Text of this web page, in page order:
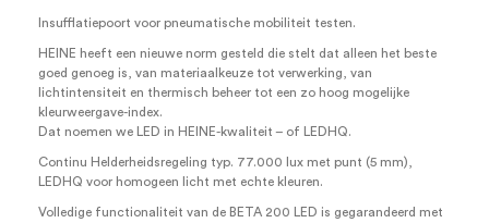
Insufflatiepoort voor pneumatische mobiliteit testen.
HEINE heeft een nieuwe norm gesteld die stelt dat alleen het beste
goed genoeg is, van materiaalkeuze tot verwerking, van
lichtintensiteit en thermisch beheer tot een zo hoog mogelijke
kleurweergave-index.
Dat noemen we LED in HEINE-kwaliteit – of LEDHQ.
Continu Helderheidsregeling typ. 77.000 lux met punt (5 mm),
LEDHQ voor homogeen licht met echte kleuren.
Volledige functionaliteit van de BETA 200 LED is gegarandeerd met